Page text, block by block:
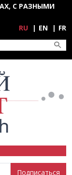
С РАЗНЫМИ
RU EN FR